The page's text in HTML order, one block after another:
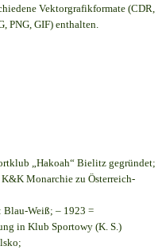
Vektorgrafikformate (CDR,
PNG, GIF) enthalten.
„Hakoah“ Bielitz gegründet;
Monarchie zu Österreich-
Blau-Weiß; – 1923 =
in Klub Sportowy (K. S.)